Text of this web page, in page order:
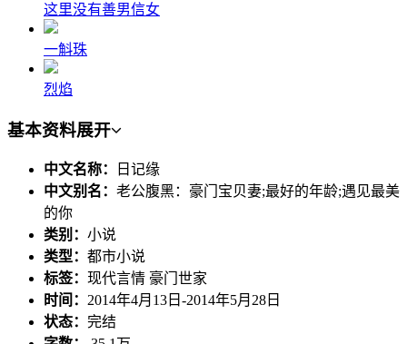
这里没有善男信女
一斛珠
烈焰
基本资料展开
中文名称：
日记缘
中文别名： 老公腹黑：豪门宝贝妻;最好的年龄;遇见最美
的你
类别： 小说
类型： 都市小说
标签： 现代言情 豪门世家
时间： 2014年4月13日-2014年5月28日
状态： 完结